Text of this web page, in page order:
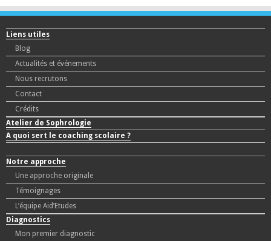
Liens utiles
Blog
Actualités et événements
Nous recrutons
Contact
Crédits
Atelier de Sophrologie
A quoi sert le coaching scolaire ?
Notre approche
Une approche originale
Témoignages
L’équipe Aid’Etudes
Diagnostics
Mon premier diagnostic